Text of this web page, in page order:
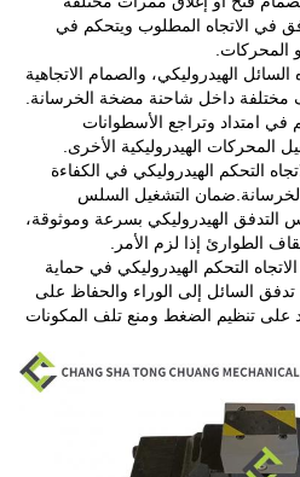
في الاتجاه المطلوب ويتحكم في
المحركات.
الهيدروليكي، والصمام الاتجاهية
مختلفة داخل شاحنة مضخة الخرسانة.
امتداد وتراجع الأسطوانات
المحركات الهيدروليكية الأخرى.
التحكم الهيدروليكي في الكفاءة
التشغيل السلس
التدفق الهيدروليكي بسرعة وموثوقة،
الطوارئ إذا لزم الأمر.
التحكم الهيدروليكي في حماية
تدفق السائل إلى الوراء والحفاظ على
على تنظيم الضغط ومنع تلف المكونات